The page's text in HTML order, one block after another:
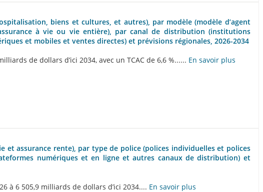
biens et cultures, et autres), par modèle (modèle d’agent
à vie ou vie entière), par canal de distribution (institutions
et mobiles et ventes directes) et prévisions régionales, 2026-2034
de dollars d’ici 2034, avec un TCAC de 6,6 %...... En savoir plus
et assurance rente), par type de police (polices individuelles et polices
numériques et en ligne et autres canaux de distribution) et
à 6 505,9 milliards de dollars d’ici 2034.... En savoir plus